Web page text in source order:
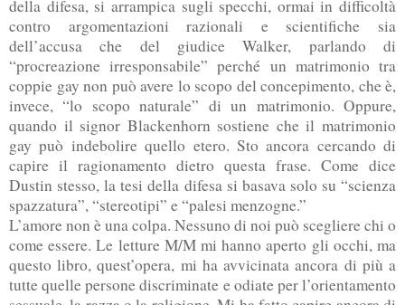
della difesa, si arrampica sugli specchi, ormai in difficoltà
contro argomentazioni razionali e scientifiche sia
dell’accusa che del giudice Walker, parlando di
“procreazione irresponsabile” perché un matrimonio tra
coppie gay non può avere lo scopo del concepimento, che è,
invece, “lo scopo naturale” di un matrimonio. Oppure,
quando il signor Blackenhorn sostiene che il matrimonio
gay può indebolire quello etero. Sto ancora cercando di
capire il ragionamento dietro questa frase. Come dice
Dustin stesso, la tesi della difesa si basava solo su “scienza
spazzatura”, “stereotipi” e “palesi menzogne.”
L’amore non è una colpa. Nessuno di noi può scegliere chi o
come essere. Le letture M/M mi hanno aperto gli occhi, ma
questo libro, quest’opera, mi ha avvicinata ancora di più a
tutte quelle persone discriminate e odiate per l’orientamento